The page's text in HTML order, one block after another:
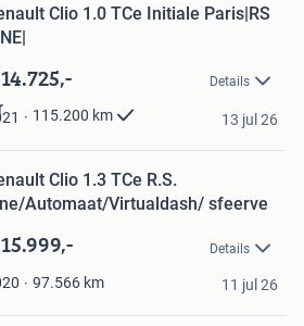
Clio 1.0 TCe Initiale Paris|RS
Details
115.200 km 13 jul 26
Clio 1.3 TCe R.S.
Automaat/Virtualdash/ sfeerve
Details
97.566 km 11 jul 26